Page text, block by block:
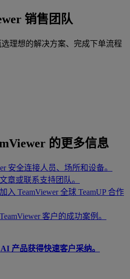
销售团队
理想的解决方案、完成下单流程
的更多信息
安全连接人员、场所和设备。
章或联系支持团队。
加入 TeamViewer 全球 TeamUP 合作
客户的成功案例。
产品获得快速客户采纳。